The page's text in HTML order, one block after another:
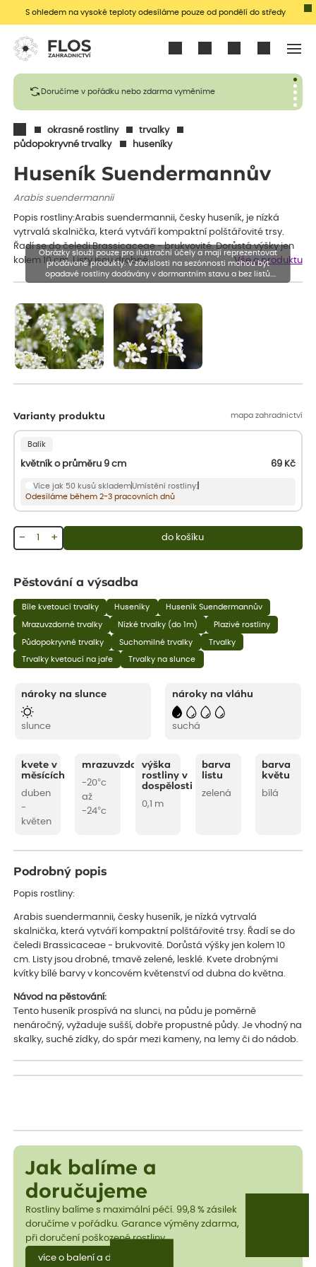
S ohledem na vysoké teploty odesíláme pouze od pondělí do středy
Doručíme v pořádku nebo zdarma vyměníme
okrasné rostliny
trvalky
půdopokryvné trvalky
huseníky
Huseník Suendermannův
Arabis suendermannii
Popis rostliny:Arabis suendermannii, česky huseník, je nízká
vytrvalá skalnička, která vytváří kompaktní polštářovité trsy.
Řadí se do čeledi Brassicaceae - brukvovité. Dorůstá výšky jen
kolem 10 cm. Listy jsou drobné,…
Vše o produktu
Varianty produktu mapa zahradnictví
Balík
květník o průměru 9 cm 69 Kč
Více jak 50 kusů sklademUmístění rostliny:
Odesíláme během 2-3 pracovních dnů
+
− do košíku
Obrázky slouží pouze pro ilustrační účely a mají reprezentovat
prodávané produkty. V závislosti na sezónnosti mohou být
opadavé rostliny dodávány v dormantním stavu a bez listů.
Rostliny mohou být také sestřiženy níže, než je uvedená výška,
Pěstování a výsadba
Bíle kvetoucí trvalky Huseníky Huseník Suendermannův
Mrazuvzdorné trvalky Nízké trvalky (do 1m) Plazivé rostliny
Půdopokryvné trvalky Suchomilné trvalky Trvalky
Trvalky kvetoucí na jaře Trvalky na slunce
nároky na slunce
slunce
nároky na vláhu
suchá
kvete v
měsících
duben
-
květen
mrazuvzdornost
-20°c
až
-24°c
výška
rostliny v
dospělosti
0,1 m
barva
listu
zelená
barva
květu
bílá
Podrobný popis
Popis rostliny:
Arabis suendermannii, česky huseník, je nízká vytrvalá
skalnička, která vytváří kompaktní polštářovité trsy. Řadí se do
čeledi Brassicaceae - brukvovité. Dorůstá výšky jen kolem 10
cm. Listy jsou drobné, tmavě zelené, lesklé. Kvete drobnými
kvítky bílé barvy v koncovém květenství od dubna do května.
Návod na pěstování:
Tento huseník prospívá na slunci, na půdu je poměrně
nenáročný, vyžaduje sušší, dobře propustné půdy. Je vhodný na
skalky, suché zídky, do spár mezi kameny, na lemy či do nádob.
Jak balíme a
doručujeme
Rostliny balíme s maximální péčí. 99,8 % zásilek
doručíme v pořádku. Garance výměny zdarma,
při doručení poškozené rostliny.
více o balení a dopravě